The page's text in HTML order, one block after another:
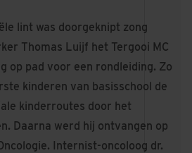
lint was doorgeknipt zong
Thomas Luijf het Tergooi MC
op pad voor een rondleiding. Zo
kinderen van basisschool de
kinderroutes door het
Daarna werd hij ontvangen op
Internist-oncoloog dr.